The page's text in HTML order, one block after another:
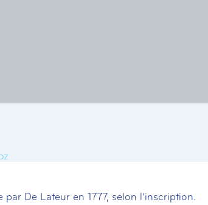
De Lateur en 1777, selon l’inscription.